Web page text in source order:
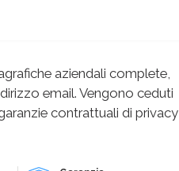
aziendali complete,
email. Vengono ceduti
contrattuali di privacy